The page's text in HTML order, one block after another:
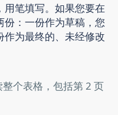
笔填写。如果您要在
：一份作为草稿，您
为最终的、未经修改
个表格，包括第 2 页